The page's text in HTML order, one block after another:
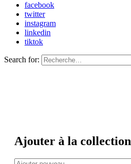
facebook
twitter
instagram
linkedin
tiktok
Search for:
Ajouter à la collection